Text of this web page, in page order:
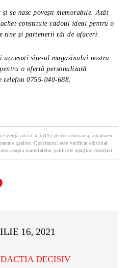
se nasc povești memorabile. Atât
constituie cadoul ideal pentru o
tine și partenerii tăi de afaceri.
site-ul magazinului nostru
o ofertă personalizată
0755-040-688.
artificială (IA) pentru realizarea, adaptarea
grafice. Conținutul este verificat editorial
asupra materialelor publicate aparține redacției.
16, 2021
DECISIV